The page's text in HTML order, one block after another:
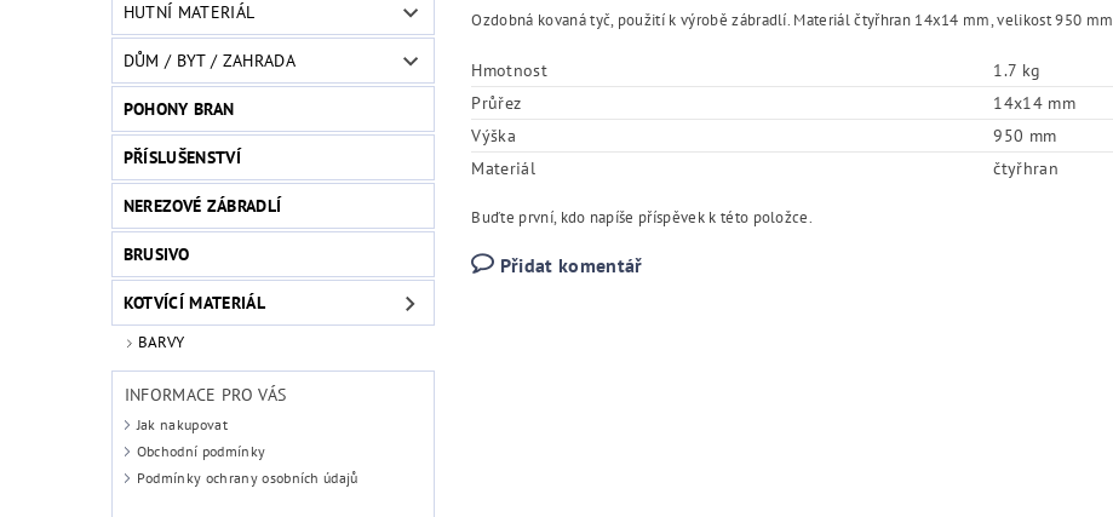
HUTNÍ MATERIÁL
DŮM / BYT / ZAHRADA
POHONY BRAN
PŘÍSLUŠENSTVÍ
NEREZOVÉ ZÁBRADLÍ
BRUSIVO
KOTVÍCÍ MATERIÁL
BARVY
INFORMACE PRO VÁS
Jak nakupovat
Obchodní podmínky
Podmínky ochrany osobních údajů
Ozdobná kovaná tyč, použití k výrobě zábradlí. Materiál čtyřhran 14x14 mm, velikost 950 mm
Hmotnost
1.7 kg
Průřez
14x14 mm
Výška
950 mm
Materiál
čtyřhran
Buďte první, kdo napíše příspěvek k této položce.
Přidat komentář